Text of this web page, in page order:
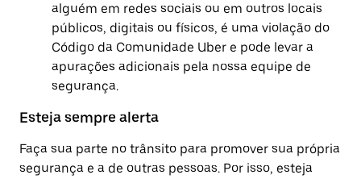
alguém em redes sociais ou em outros locais
públicos, digitais ou físicos, é uma violação do
Código da Comunidade Uber e pode levar a
apurações adicionais pela nossa equipe de
segurança.
Esteja sempre alerta
Faça sua parte no trânsito para promover sua própria
segurança e a de outras pessoas. Por isso, esteja